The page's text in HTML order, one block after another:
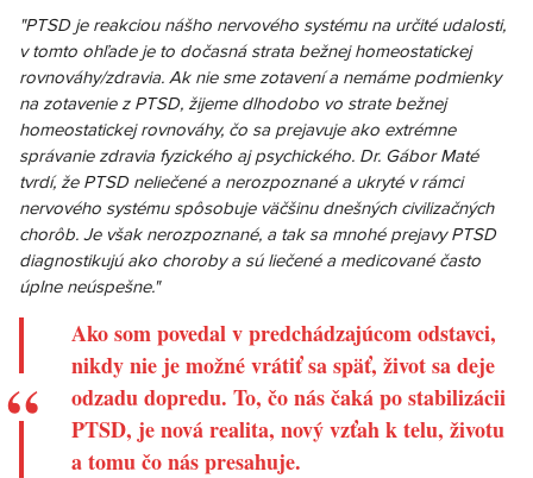
"PTSD je reakciou nášho nervového systému na určité udalosti,
v tomto ohľade je to dočasná strata bežnej homeostatickej
rovnováhy/zdravia. Ak nie sme zotavení a nemáme podmienky
na zotavenie z PTSD, žijeme dlhodobo vo strate bežnej
homeostatickej rovnováhy, čo sa prejavuje ako extrémne
správanie zdravia fyzického aj psychického. Dr. Gábor Maté
tvrdí, že PTSD neliečené a nerozpoznané a ukryté v rámci
nervového systému spôsobuje väčšinu dnešných civilizačných
chorôb. Je však nerozpoznané, a tak sa mnohé prejavy PTSD
diagnostikujú ako choroby a sú liečené a medicované často
úplne neúspešne."
Ako som povedal v predchádzajúcom odstavci,
nikdy nie je možné vrátiť sa späť, život sa deje
odzadu dopredu. To, čo nás čaká po stabilizácii
PTSD, je nová realita, nový vzťah k telu, životu
a tomu čo nás presahuje.